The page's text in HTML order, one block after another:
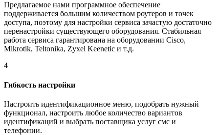
Предлагаемое нами программное обеспечение
поддерживается большим количеством роутеров и точек
доступа, поэтому для настройки сервиса зачастую достаточно
перенастройки существующего оборудования. Стабильная
работа сервиса гарантирована на оборудовании Cisco,
Mikrotik, Teltonika, Zyxel Keenetic и т.д.
4
Гибкость настройки
Настроить идентификационное меню, подобрать нужный
функционал, настроить любое количество вариантов
идентификаций и выбрать поставщика услуг смс и
телефонии.